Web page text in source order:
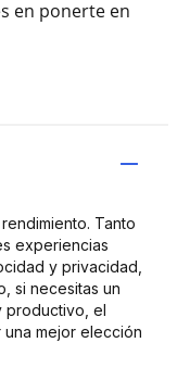
en ponerte en
Tanto
experiencias
y privacidad,
si necesitas un
productivo, el
mejor elección